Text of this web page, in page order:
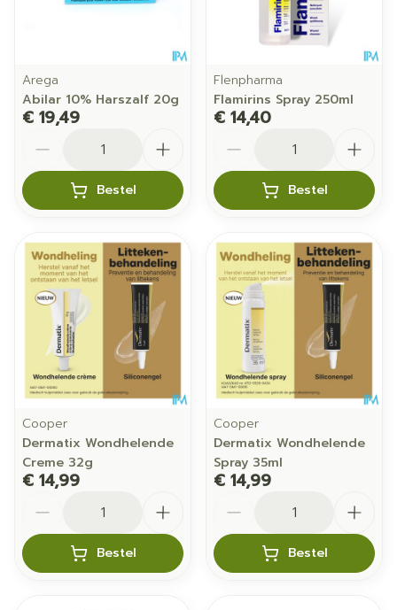
Arega
Abilar 10% Harszalf 20g
€ 19,49
Bestel
Flenpharma
Flamirins Spray 250ml
€ 14,40
Bestel
Cooper
Dermatix Wondhelende
Creme 32g
€ 14,99
Bestel
Cooper
Dermatix Wondhelende
Spray 35ml
€ 14,99
Bestel